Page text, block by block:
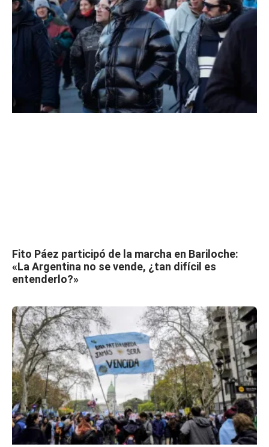
Fito Páez participó de la marcha en Bariloche:
«La Argentina no se vende, ¿tan difícil es
entenderlo?»